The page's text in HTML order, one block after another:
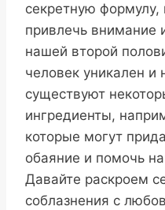
секретную
привлечь внимание
нашей второй
человек уникален и
существуют
ингредиенты,
которые могут
обаяние и помочь
Давайте раскроем
соблазнения с